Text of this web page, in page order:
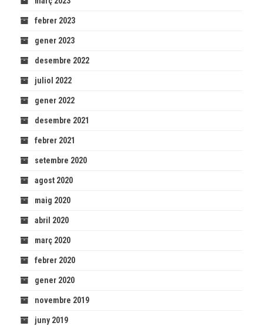
febrer 2023
gener 2023
desembre 2022
juliol 2022
gener 2022
desembre 2021
febrer 2021
setembre 2020
agost 2020
maig 2020
abril 2020
març 2020
febrer 2020
gener 2020
novembre 2019
juny 2019